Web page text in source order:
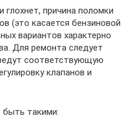
глохнет, причина поломки
(это касается бензиновой
вариантов характерно
Для ремонта следует
соответствующую
клапанов и
такими: